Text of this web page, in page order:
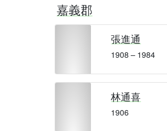
嘉義郡
張進通
1908 – 1984
林通喜
1906